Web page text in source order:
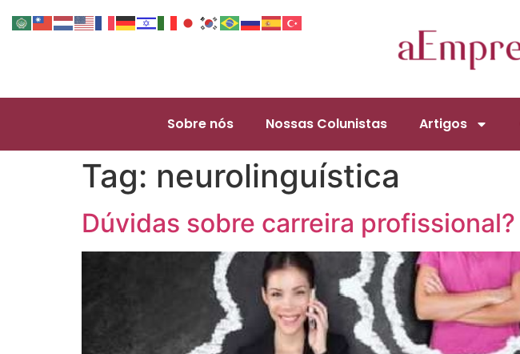
Sobre nós Nossas Colunistas Artigos
Tag: neurolinguística
Dúvidas sobre carreira profissional?